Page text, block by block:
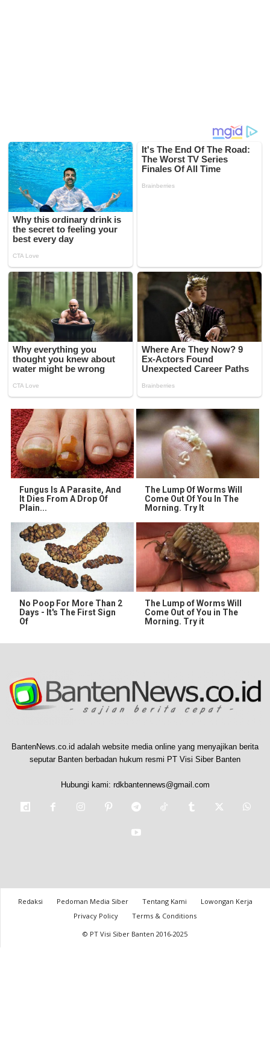
Fungus Is A Parasite, And
It Dies From A Drop Of
Plain...
The Lump Of Worms Will
Come Out Of You In The
Morning. Try It
No Poop For More Than 2
Days - It's The First Sign
Of
The Lump of Worms Will
Come Out of You in The
Morning. Try it
BantenNews.co.id adalah website media online yang menyajikan berita
seputar Banten berbadan hukum resmi PT Visi Siber Banten
Hubungi kami: rdkbantennews@gmail.com
Redaksi Pedoman Media Siber Tentang Kami
Lowongan Kerja
Privacy Policy
Terms & Conditions
© PT Visi Siber Banten 2016-2025